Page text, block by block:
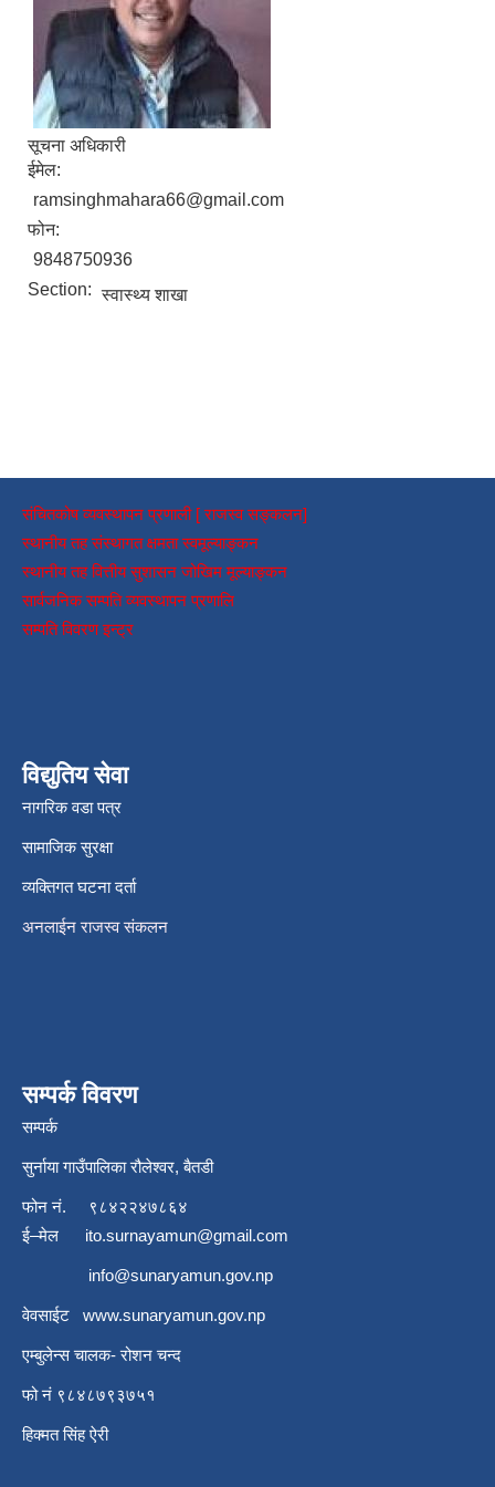
सूचना अधिकारी
ईमेल:
ramsinghmahara66@gmail.com
फोन:
9848750936
Section: स्वास्थ्य शाखा
संचितकोष व्यवस्थापन प्रणाली [ राजस्व सङ्कलन]
स्थानीय तह संस्थागत क्षमता स्वमूल्याङ्कन
स्थानीय तह वित्तीय सुशासन जोखिम मूल्याङ्कन
सार्वजनिक सम्पति व्यवस्थापन प्रणालि
सम्पति विवरण इन्ट्र
विद्युतिय सेवा
नागरिक वडा पत्र
सामाजिक सुरक्षा
व्यक्तिगत घटना दर्ता
अनलाईन राजस्व संकलन
सम्पर्क विवरण
सम्पर्क
सुर्नाया गाउँपालिका रौलेश्वर, बैतडी
फोन नं.
९८४२२४७८६४
ई–मेल ito.surnayamun@gmail.com
info@sunaryamun.gov.np
वेवसाईट www.sunaryamun.gov.np
एम्बुलेन्स चालक- रोशन चन्द
फो नं ९८४८७९३७५१
हिक्मत सिंह ऐरी